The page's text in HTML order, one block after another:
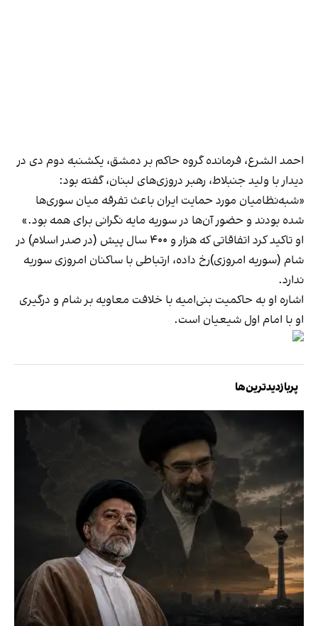
احمد الشرع، فرمانده گروه حاکم بر دمشق، یکشنبه دوم دی در
دیدار با ولید جنبلاط، رهبر دروزی‌های لبنان، گفته بود:
«شبه‌نظامیان مورد حمایت ایران باعث تفرقه میان سوری‌ها
شده بودند و حضور آن‌ها در سوریه مایه نگرانی برای همه بود.»
او تاکید کرد اتفاقاتی که هزار و ۴۰۰ سال پیش (در صدر اسلام) در
شام (سوریه امروزی)رخ داده، ارتباطی با ساکنان امروزی سوریه
ندارد.
اشاره او به حاکمیت بنی‌امیه با خلافت معاویه بر شام و درگیری
او با امام اول شیعیان است.
پربازدیدترین‌ها